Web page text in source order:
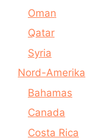
Oman
Qatar
Syria
Nord-Amerika
Bahamas
Canada
Costa Rica